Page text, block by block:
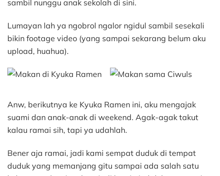
sambil nunggu anak sekolah di sini.
Lumayan lah ya ngobrol ngalor ngidul sambil sesekali
bikin footage video (yang sampai sekarang belum aku
upload, huahua).
Anw, berikutnya ke Kyuka Ramen ini, aku mengajak
suami dan anak-anak di weekend. Agak-agak takut
kalau ramai sih, tapi ya udahlah.
Bener aja ramai, jadi kami sempat duduk di tempat
duduk yang memanjang gitu sampai ada salah satu